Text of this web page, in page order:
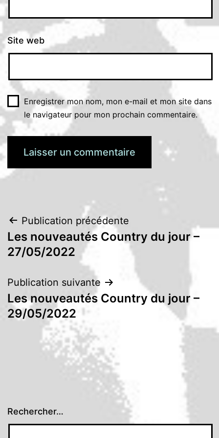
Site web
Enregistrer mon nom, mon e-mail et mon site dans
le navigateur pour mon prochain commentaire.
Navigation
de
Publication précédente
Les nouveautés Country du jour –
27/05/2022
Publication suivante
Les nouveautés Country du jour –
29/05/2022
Rechercher…